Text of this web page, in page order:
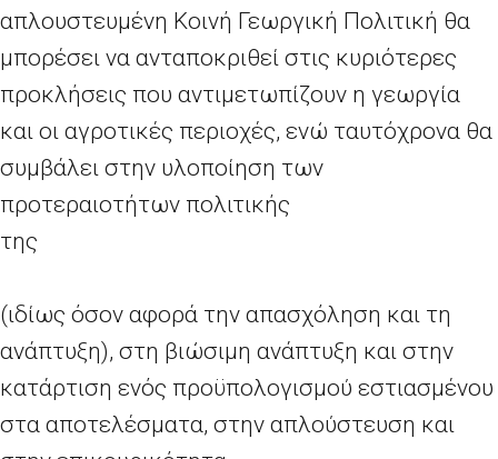
απλουστευμένη Κοινή Γεωργική Πολιτική θα
μπορέσει να ανταποκριθεί στις κυριότερες
προκλήσεις που αντιμετωπίζουν η γεωργία
και οι αγροτικές περιοχές, ενώ ταυτόχρονα θα
συμβάλει στην υλοποίηση των
προτεραιοτήτων πολιτικής
(ιδίως όσον αφορά την απασχόληση και τη
ανάπτυξη), στη βιώσιμη ανάπτυξη και στην
κατάρτιση ενός προϋπολογισμού εστιασμένου
στα αποτελέσματα, στην απλούστευση και